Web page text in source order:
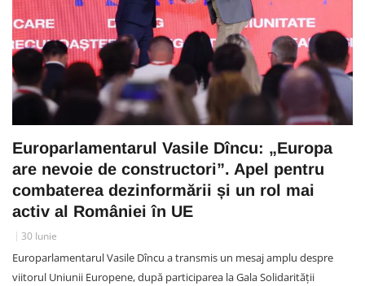
Europarlamentarul Vasile Dîncu: „Europa
are nevoie de constructori”. Apel pentru
combaterea dezinformării și un rol mai
activ al României în UE
30 Iunie
Europarlamentarul Vasile Dîncu a transmis un mesaj amplu despre
viitorul Uniunii Europene, după participarea la Gala Solidarității